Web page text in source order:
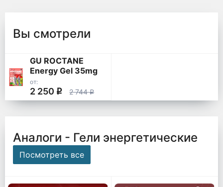
Вы смотрели
GU ROCTANE
Energy Gel 35mg
caffeine
от:
2 250 q 2 744q
Аналоги - Гели энергетические
Посмотреть все